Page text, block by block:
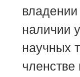
наличии
научных